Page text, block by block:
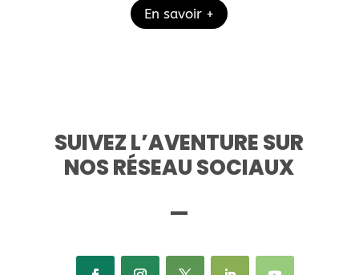
En savoir +
SUIVEZ L’AVENTURE SUR
NOS RÉSEAU SOCIAUX
—